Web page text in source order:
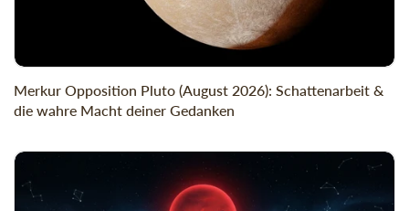
Merkur Opposition Pluto (August 2026): Schattenarbeit &
die wahre Macht deiner Gedanken